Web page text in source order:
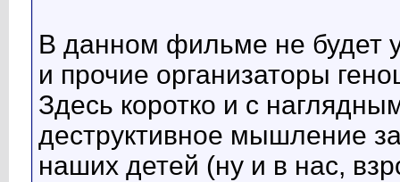
В данном фильме не будет
и прочие организаторы
Здесь коротко и с
деструктивное мышление
наших детей (ну и в нас,